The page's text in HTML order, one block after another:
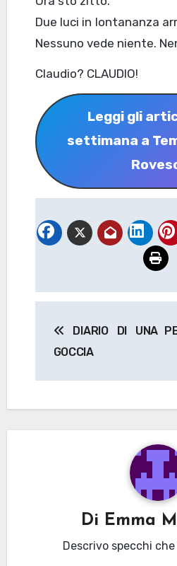
Due luci in lontananza
Nessuno vede niente.
Claudio? CLAUDIO!
Leggi gli
settimana a
articoli
DIARIO DI UNA
GOCCIA
Di Emma
Descrivo specchi